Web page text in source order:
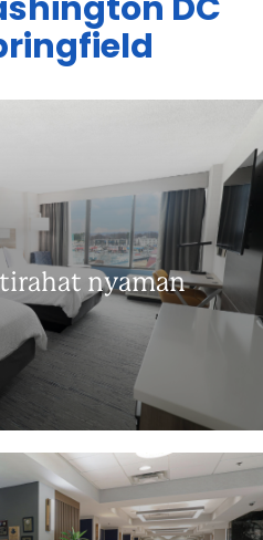
nyaman